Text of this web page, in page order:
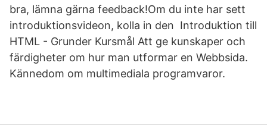
bra, lämna gärna feedback!Om du inte har sett
introduktionsvideon, kolla in den Introduktion till
HTML - Grunder Kursmål Att ge kunskaper och
färdigheter om hur man utformar en Webbsida.
Kännedom om multimediala programvaror.